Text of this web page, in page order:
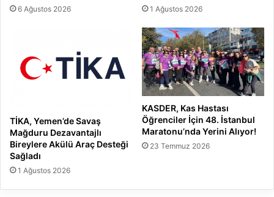
6 Ağustos 2026 1 Ağustos 2026
TİKA, Yemen’de Savaş
Mağduru Dezavantajlı
Bireylere Akülü Araç Desteği
Sağladı
1 Ağustos 2026
KASDER, Kas Hastası
Öğrenciler İçin 48. İstanbul
Maratonu’nda Yerini Alıyor!
23 Temmuz 2026